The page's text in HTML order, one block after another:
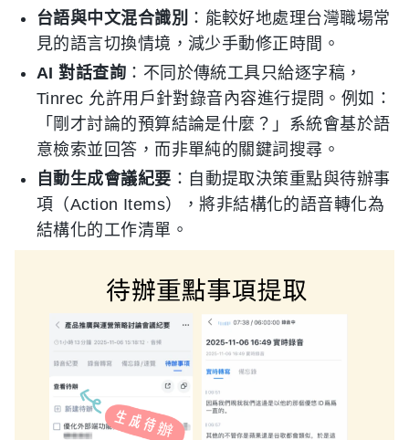
台語與中文混合識別 ：能較好地處理台灣職場常
見的語言切換情境，減少手動修正時間。
AI 對話查詢 ：不同於傳統工具只給逐字稿，
Tinrec 允許用戶針對錄音內容進行提問。例如：
「剛才討論的預算結論是什麼？」系統會基於語
意檢索並回答，而非單純的關鍵詞搜尋。
自動生成會議紀要 ：自動提取決策重點與待辦事
項（Action Items），將非結構化的語音轉化為
結構化的工作清單。